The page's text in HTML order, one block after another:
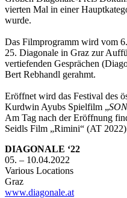
vierten Mal in einer
wurde.
Das Filmprogramm wird vom
25. Diagonale in Graz zur
vertiefenden Gesprächen
Bert Rebhandl gerahmt.
Eröffnet wird das Festival des
Kurdwin Ayubs Spielfilm „
Am Tag nach der Eröffnung
Seidls Film „Rimini“ (AT 2022)
DIAGONALE ‘22
05. – 10.04.2022
Various Locations
Graz
www.diagonale.at